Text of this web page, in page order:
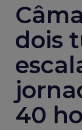
dois
40